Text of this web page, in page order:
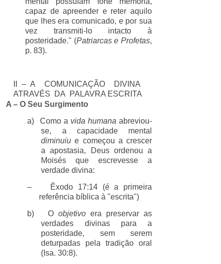
capaz de apreender e reter aquilo
que lhes era comunicado, e por sua
vez transmiti-lo intacto à
posteridade." (Patriarcas e Profetas,
p. 83).
II – A COMUNICAÇÃO DIVINA
ATRAVÉS DA PALAVRA ESCRITA
A – O Seu Surgimento
a)
Como a vida humana abreviou-
se, a capacidade mental
diminuiu e começou a crescer
a apostasia, Deus ordenou a
Moisés que escrevesse a
verdade divina:
–
Êxodo 17:14 (é a primeira
referência bíblica à "escrita")
b)
Oobjetivo era preservar as
verdades divinas para a
posteridade, sem serem
deturpadas pela tradição oral
(Isa. 30:8).